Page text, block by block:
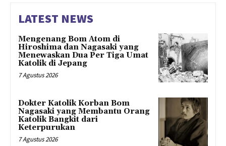
LATEST NEWS
Mengenang Bom Atom di
Hiroshima dan Nagasaki yang
Menewaskan Dua Per Tiga Umat
Katolik di Jepang
7 Agustus 2026
Dokter Katolik Korban Bom
Nagasaki yang Membantu Orang
Katolik Bangkit dari
Keterpurukan
7 Agustus 2026